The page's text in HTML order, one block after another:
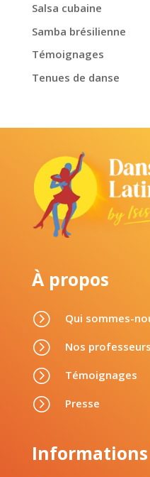
Salsa cubaine
Samba brésilienne
Témoignages
Tenues de danse
À propos
= Qui sommes-
= Nos professeurs
= Témoignages
= Presse